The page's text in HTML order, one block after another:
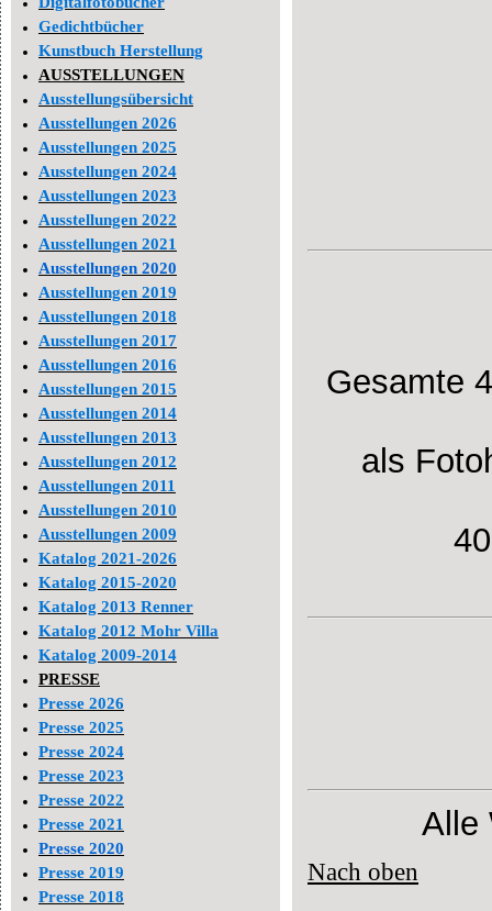
Gedichtbücher
Kunstbuch Herstellung
AUSSTELLUNGEN
Ausstellungsübersicht
Ausstellungen 2026
Ausstellungen 2025
Ausstellungen 2024
Ausstellungen 2023
Ausstellungen 2022
Ausstellungen 2021
Ausstellungen 2020
Ausstellungen 2019
Ausstellungen 2018
Ausstellungen 2017
Ausstellungen 2016
Ausstellungen 2015
Ausstellungen 2014
Ausstellungen 2013
Ausstellungen 2012
Ausstellungen 2011
Ausstellungen 2010
Ausstellungen 2009
Katalog 2021-2026
Katalog 2015-2020
Katalog 2013 Renner
Katalog 2012 Mohr Villa
Katalog 2009-2014
PRESSE
Presse 2026
Presse 2025
Presse 2024
Presse 2023
Presse 2022
Presse 2021
Presse 2020
Presse 2019
Presse 2018
Gesamte
als
Alle
Nach oben